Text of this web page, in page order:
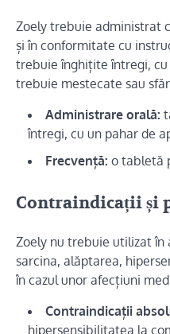
Zoely trebuie administrat
și în conformitate cu
trebuie înghițite întregi, cu
trebuie mestecate sau
Administrare orală:
întregi, cu un pahar de
Frecvență: o tabletă
Contraindicații și
Zoely nu trebuie utilizat
sarcina, alăptarea,
în cazul unor afecțiuni
Contraindicații
hipersensibilitatea la